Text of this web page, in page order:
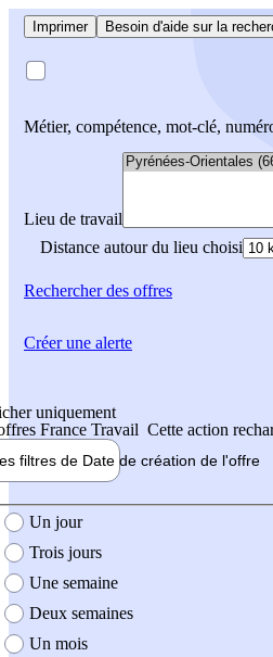
Imprimer Besoin d'aide sur la
Métier, compétence, mot-clé,
Lieu de travail
Distance autour du lieu choisi
Rechercherdes offres
uniquement
France Travail Cette action
filtres de Date de création de l'offre
création de l'offre
Un jour
Trois jours
Une semaine
Deux semaines
Un mois
Créer une alerte